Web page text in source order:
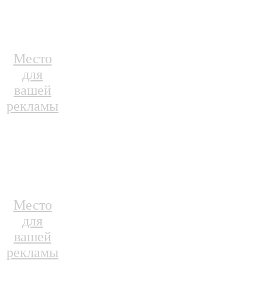
Место
для
вашей
рекламы
Место
для
вашей
рекламы